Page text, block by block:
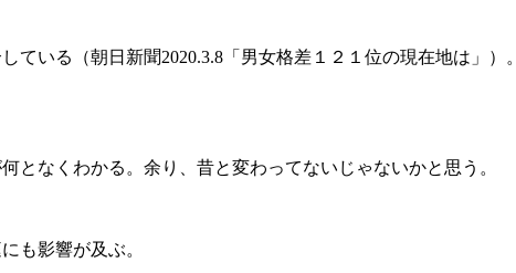
いる（朝日新聞2020.3.8「男女格差１２１位の現在地は」）。
なくわかる。余り、昔と変わってないじゃないかと思う。
も影響が及ぶ。